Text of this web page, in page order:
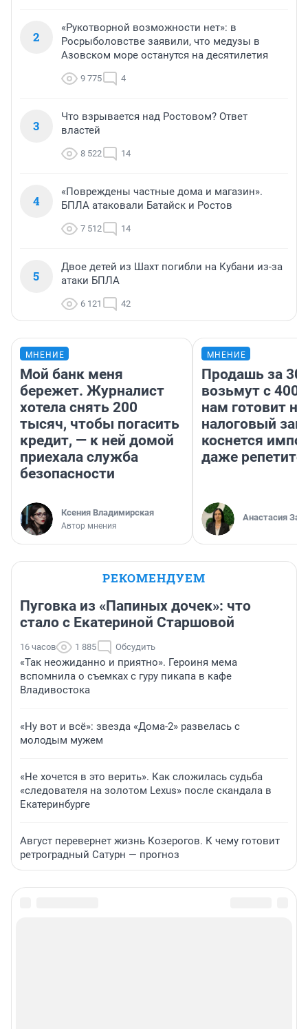
2
«Рукотворной возможности нет»: в
Росрыболовстве заявили, что медузы в
Азовском море останутся на десятилетия
9 775 4
3
Что взрывается над Ростовом? Ответ
властей
8 522 14
4
«Повреждены частные дома и магазин».
БПЛА атаковали Батайск и Ростов
7 512 14
5
Двое детей из Шахт погибли на Кубани из-за
атаки БПЛА
6 121 42
МНЕНИЕ
Мой банк меня
бережет. Журналист
хотела снять 200
тысяч, чтобы погасить
кредит, — к ней домой
приехала служба
безопасности
Ксения Владимирская
Автор мнения
МНЕНИЕ
Продашь за
возьмут с
нам готовит
налоговый
коснется
даже
Анастасия
РЕКОМЕНДУЕМ
Пуговка из «Папиных дочек»: что
стало с Екатериной Старшовой
16 часов 1 885 Обсудить
«Так неожиданно и приятно». Героиня мема
вспомнила о съемках с гуру пикапа в кафе
Владивостока
«Ну вот и всё»: звезда «Дома-2» развелась с
молодым мужем
«Не хочется в это верить». Как сложилась судьба
«следователя на золотом Lexus» после скандала в
Екатеринбурге
Август перевернет жизнь Козерогов. К чему готовит
ретроградный Сатурн — прогноз